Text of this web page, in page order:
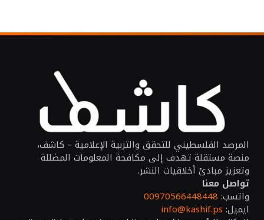
المرصد الفلسطيني للتحقق والتربية الإعلامية – كاشف،
منصة مستقلة تهدف إلى مكافحة المعلومات المضللة
وتعزيز مبادئ أخلاقيات النشر.
تواصل معنا
واتسب: 00970566448448
ايميل: info@kashif.ps